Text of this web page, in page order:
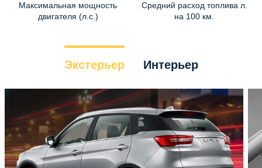
Максимальная мощность
двигателя (л.с.)
Средний расход топлива л.
на 100 км.
Экстерьер Интерьер